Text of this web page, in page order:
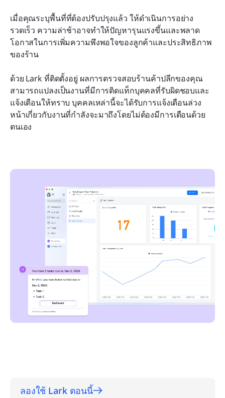
เมื่อคุณระบุพื้นที่ที่ต้องปรับปรุงแล้ว ให้ดำเนินการอย่าง
รวดเร็ว ความล่าช้าอาจทำให้ปัญหารุนแรงขึ้นและพลาด
โอกาสในการเพิ่มความพึงพอใจของลูกค้าและประสิทธิภาพ
ของร้าน
ด้วย Lark ที่ติดตั้งอยู่ ผลการตรวจสอบร้านค้าปลีกของคุณ
สามารถแปลงเป็นงานที่มีการติดแท็กบุคคลที่รับผิดชอบและ
แจ้งเตือนให้ทราบ บุคคลเหล่านี้จะได้รับการแจ้งเตือนล่วง
หน้าเกี่ยวกับงานที่กำลังจะมาถึงโดยไม่ต้องมีการเตือนด้วย
ตนเอง
ลองใช้ Lark ตอนนี้